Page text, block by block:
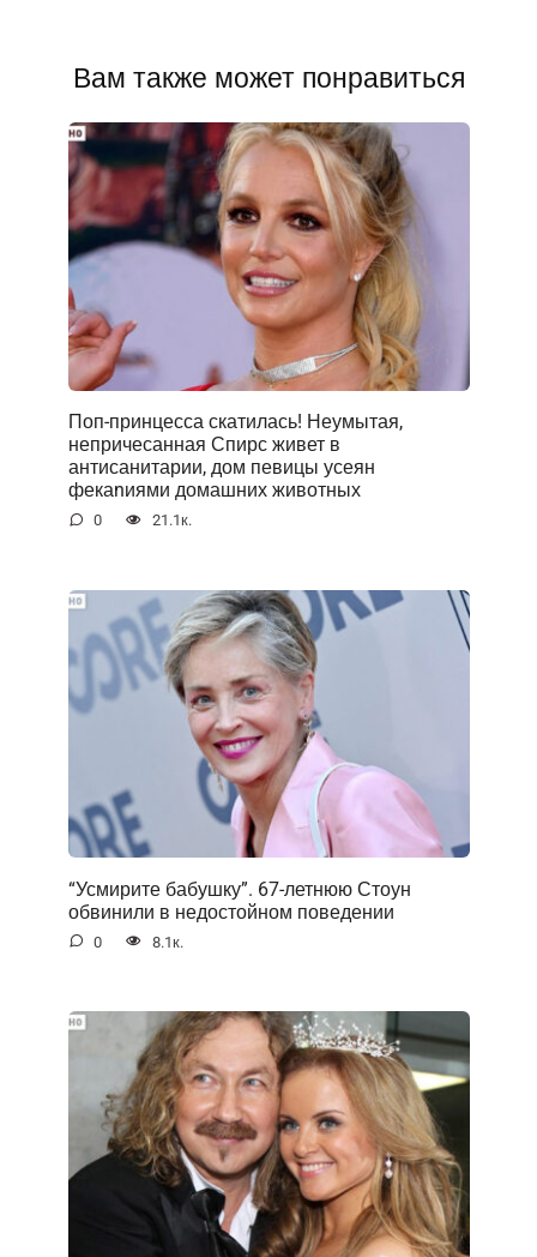
Вам также может понравиться
Поп-принцесса скатилась! Неумытая,
непричесанная Спирс живет в
антисанитарии, дом певицы усеян
фекаnиями домашних животных
0 21.1к.
“Усмирите бабушку”. 67-летнюю Стоун
обвинили в недостойном поведении
0 8.1к.